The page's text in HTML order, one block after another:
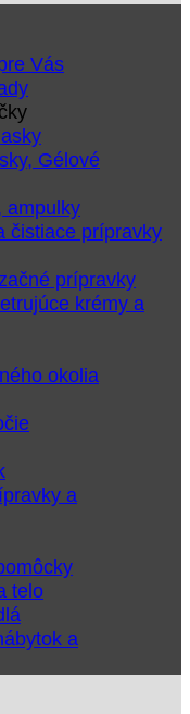
Vás
Gélové
ampulky
čistiace prípravky
prípravky
krémy a
okolia
a
telo
a